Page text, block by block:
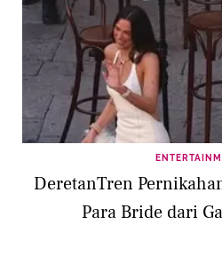
DeretanTren
Para Bride dari